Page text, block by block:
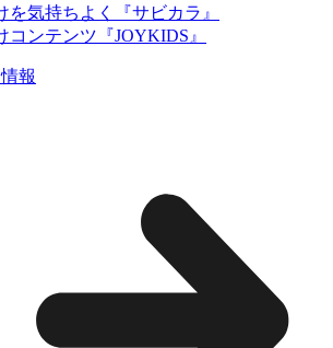
を気持ちよく『サビカラ』
コンテンツ『JOYKIDS』
報